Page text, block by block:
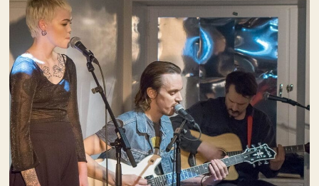
A HouseSlussen
A HouseSickla
A HouseHagastaden
Medlemskap
Event­lokaler
Community
Kreativ utveckling